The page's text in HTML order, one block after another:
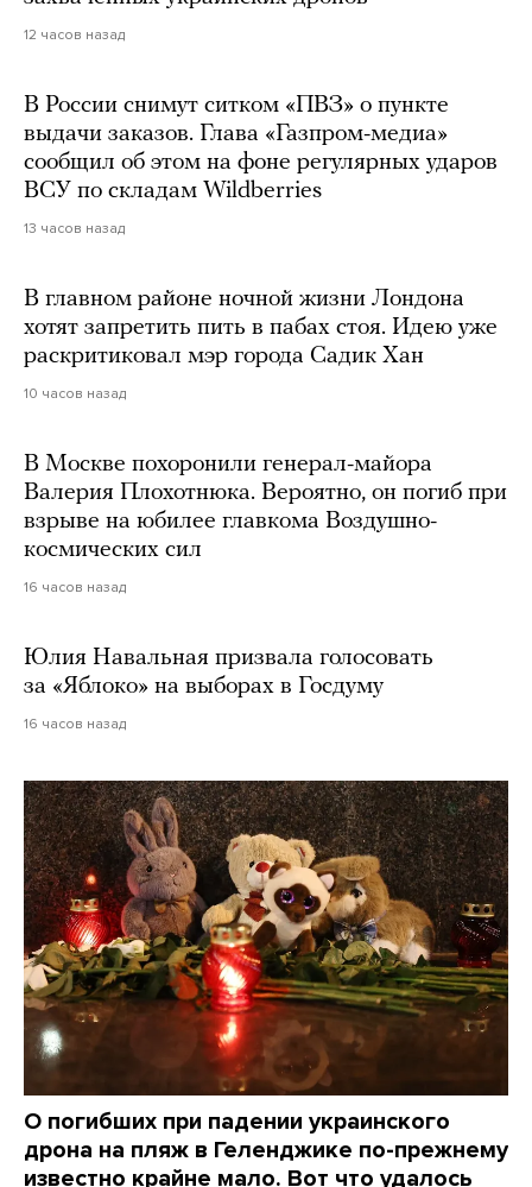
12 часов назад
В России снимут ситком «ПВЗ» о пункте
выдачи заказов. Глава «Газпром-медиа»
сообщил об этом на фоне регулярных ударов
ВСУ по складам Wildberries
13 часов назад
В главном районе ночной жизни Лондона
хотят запретить пить в пабах стоя. Идею уже
раскритиковал мэр города Садик Хан
10 часов назад
В Москве похоронили генерал-майора
Валерия Плохотнюка. Вероятно, он погиб при
взрыве на юбилее главкома Воздушно-
космических сил
16 часов назад
Юлия Навальная призвала голосовать
за «Яблоко» на выборах в Госдуму
16 часов назад
О погибших при падении украинского
дрона на пляж в Геленджике по-прежнему
известно крайне мало. Вот что удалось